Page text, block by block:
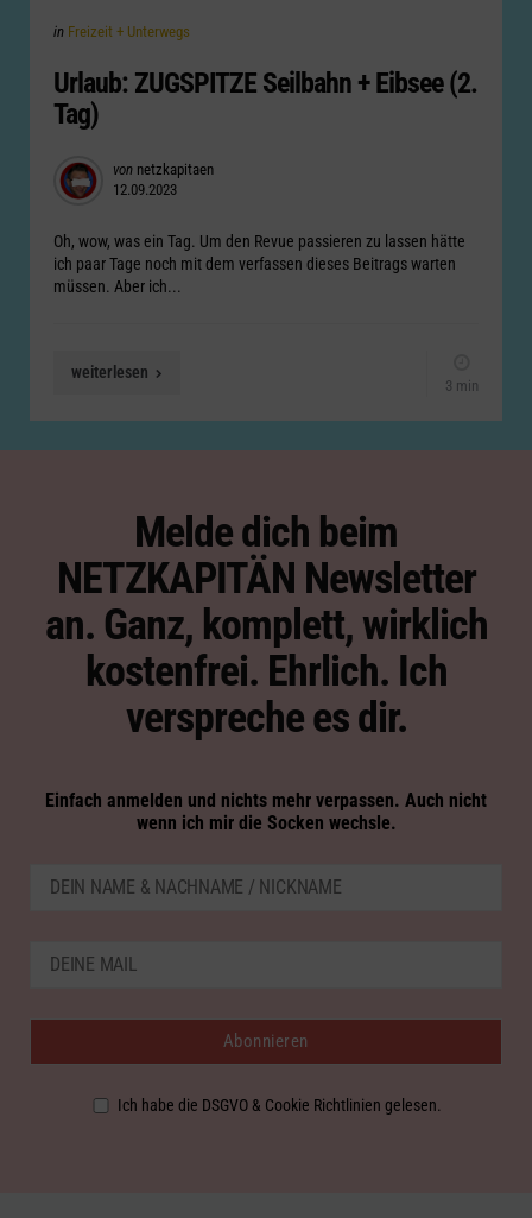
Categories
Posted
in Freizeit + Unterwegs
Urlaub: ZUGSPITZE Seilbahn + Eibsee (2.
Tag)
Posted
by
von netzkapitaen
12.09.2023
Oh, wow, was ein Tag. Um den Revue passieren zu lassen hätte
ich paar Tage noch mit dem verfassen dieses Beitrags warten
müssen. Aber ich...
weiterlesen
3 min
Melde dich beim
NETZKAPITÄN Newsletter
an. Ganz, komplett, wirklich
kostenfrei. Ehrlich. Ich
verspreche es dir.
Einfach anmelden und nichts mehr verpassen. Auch nicht
wenn ich mir die Socken wechsle.
Ich habe die DSGVO & Cookie Richtlinien gelesen.